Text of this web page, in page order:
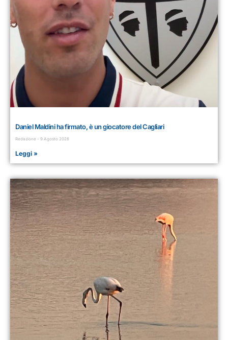
Daniel Maldini ha firmato, è un giocatore del Cagliari
Redazione 9 Agosto 2026
Leggi »